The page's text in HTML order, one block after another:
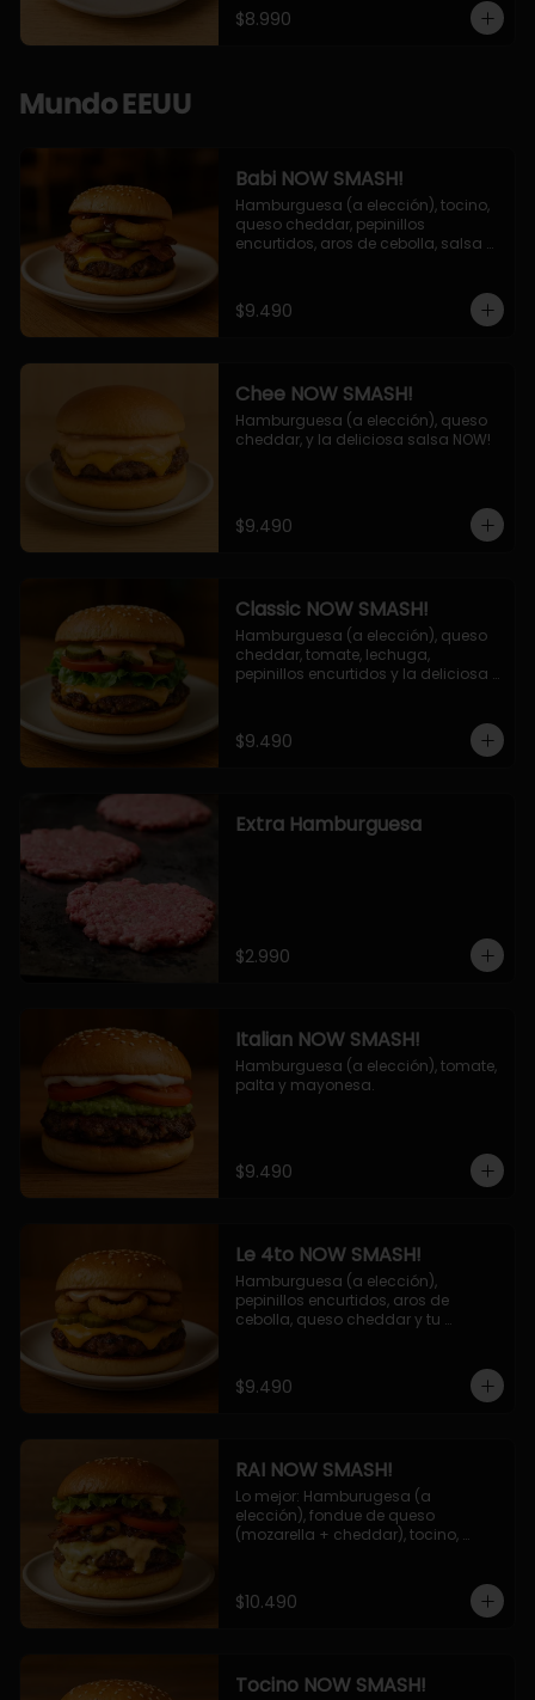
$8.990
Mundo EEUU
Babi NOW SMASH!
Hamburguesa (a elección), tocino,
queso cheddar, pepinillos
encurtidos, aros de cebolla, salsa
$9.490
Chee NOW SMASH!
Hamburguesa (a elección), queso
cheddar, y la deliciosa salsa NOW!
$9.490
Classic NOW SMASH!
Hamburguesa (a elección), queso
cheddar, tomate, lechuga,
pepinillos encurtidos y la deliciosa
$9.490
Extra Hamburguesa
$2.990
Italian NOW SMASH!
Hamburguesa (a elección), tomate,
palta y mayonesa.
$9.490
Le 4to NOW SMASH!
Hamburguesa (a elección),
pepinillos encurtidos, aros de
cebolla, queso cheddar y tu
$9.490
RAI NOW SMASH!
Lo mejor: Hamburugesa (a
elección), fondue de queso
(mozarella + cheddar), tocino,
NOW!
$10.490
Tocino NOW SMASH!